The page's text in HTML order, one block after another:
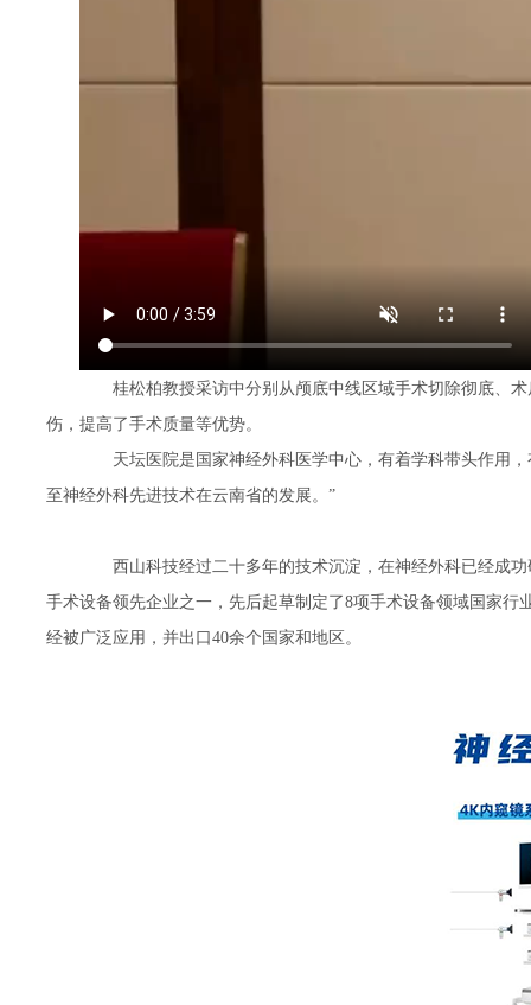
桂松柏教授采访中分别从颅底中线区域手术切除彻底、术
伤，提高了手术质量等优势。
天坛医院是国家神经外科医学中心，有着学科带头作用，
至神经外科先进技术在云南省的发展。”
西山科技经过二十多年的技术沉淀，在神经外科已经成功
手术设备领先企业之一，先后起草制定了8项手术设备领域国家
经被广泛应用，并出口40余个国家和地区。